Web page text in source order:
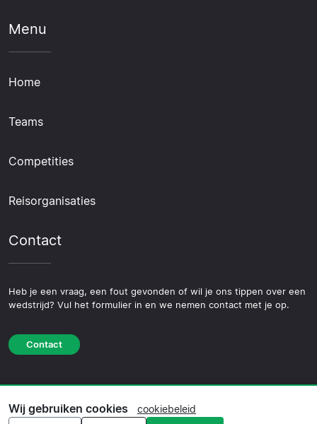
Menu
Home
Teams
Competities
Reisorganisaties
Contact
Heb je een vraag, een fout gevonden of wil je ons tippen over een
wedstrijd? Vul het formulier in en we nemen contact met je op.
Contact
© 2026 Copyright Voetbalreis.nl ·
Wij gebruiken cookies
cookiebeleid